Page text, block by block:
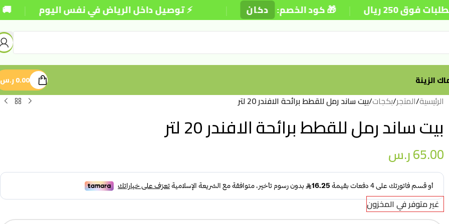
⚡ توصيل داخل الرياض في نفس اليوم | 🚚 شحن 250 ريال | 🎁 كود الخصم: دكان
الزينة 0.00ر.س
الرئيسية/المتجر/بكجات/بيت ساند رمل للقطط برائحة الافندر 20 لتر
بيت ساند رمل للقطط برائحة الافندر 20 لتر
65.00ر.س
غير متوفر في المخزون